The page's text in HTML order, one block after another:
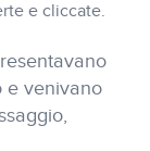
e cliccate.
e venivano